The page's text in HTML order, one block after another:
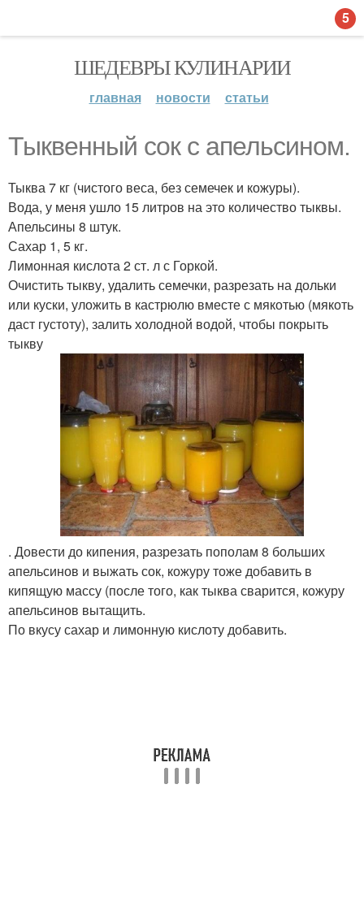
ШЕДЕВРЫ КУЛИНАРИИ
главная новости статьи
Тыквенный сок с апельсином.
Тыква 7 кг (чистого веса, без семечек и кожуры).
Вода, у меня ушло 15 литров на это количество тыквы.
Апельсины 8 штук.
Сахар 1, 5 кг.
Лимонная кислота 2 ст. л с Горкой.
Очистить тыкву, удалить семечки, разрезать на дольки
или куски, уложить в кастрюлю вместе с мякотью (мякоть
даст густоту), залить холодной водой, чтобы покрыть
тыкву
. Довести до кипения, разрезать пополам 8 больших
апельсинов и выжать сок, кожуру тоже добавить в
кипящую массу (после того, как тыква сварится, кожуру
апельсинов вытащить.
По вкусу сахар и лимонную кислоту добавить.
5